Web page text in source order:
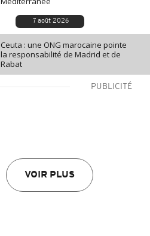
7 août 2026
Ceuta : une ONG marocaine pointe
la responsabilité de Madrid et de
Rabat
PUBLICITÉ
VOIR PLUS